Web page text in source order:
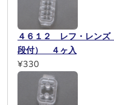
４６１２ レフ・レン
段付） ４ヶ入
¥330